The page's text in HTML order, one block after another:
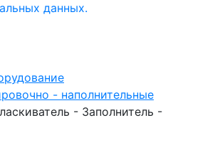
данных.
- наполнительные
- Заполнитель -